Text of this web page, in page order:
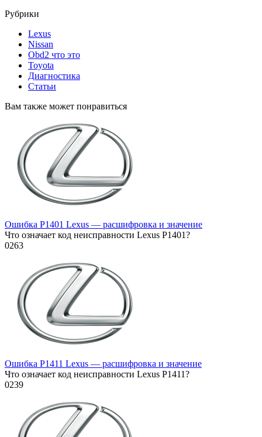
Рубрики
Lexus
Nissan
Obd2 что это
Toyota
Диагностика
Статьи
Вам также может понравиться
Ошибка P1401 Lexus — расшифровка и значение
Что означает код неисправности Lexus P1401?
0263
Ошибка P1411 Lexus — расшифровка и значение
Что означает код неисправности Lexus P1411?
0239